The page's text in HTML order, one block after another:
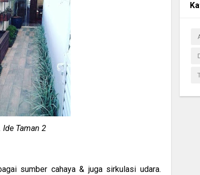
Ide Taman 2
sumber cahaya & juga sirkulasi udara.